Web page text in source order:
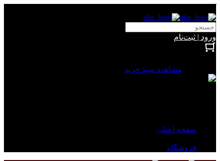
ورود | ثبت‌نام
مشاهده سبد خرید
صفحه اصلی
فروشگاه